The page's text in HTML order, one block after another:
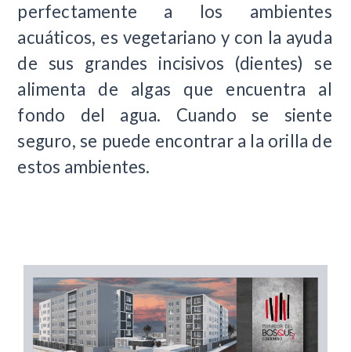
perfectamente a los ambientes
acuáticos, es vegetariano y con la ayuda
de sus grandes incisivos (dientes) se
alimenta de algas que encuentra al
fondo del agua. Cuando se siente
seguro, se puede encontrar a la orilla de
estos ambientes.